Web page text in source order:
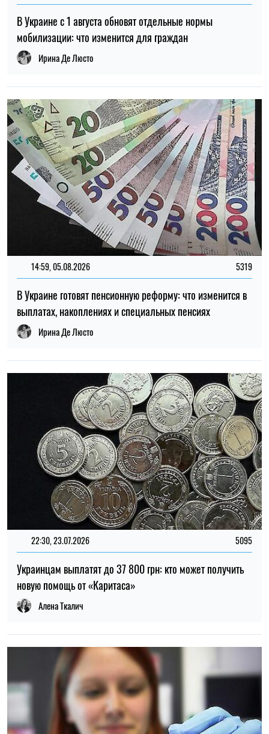
В Украине с 1 августа обновят отдельные нормы
мобилизации: что изменится для граждан
Ирина Де Люсто
14:59, 05.08.2026 5319
В Украине готовят пенсионную реформу: что изменится в
выплатах, накоплениях и специальных пенсиях
Ирина Де Люсто
22:30, 23.07.2026 5095
Украинцам выплатят до 37 800 грн: кто может получить
новую помощь от «Каритаса»
Алена Ткалич